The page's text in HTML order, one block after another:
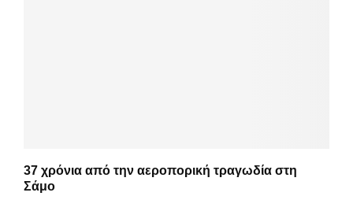
37 χρόνια από την αεροπορική τραγωδία στη
Σάμο